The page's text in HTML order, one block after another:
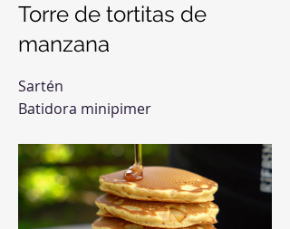
Torre de tortitas de
manzana
Sartén
Batidora minipimer